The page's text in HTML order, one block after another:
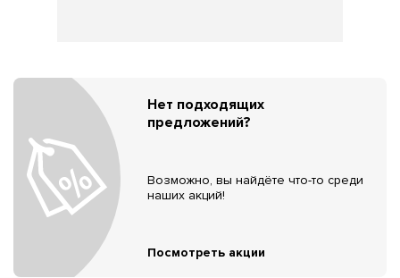
Нет подходящих
предложений?
Возможно, вы найдёте что-то среди
наших акций!
Посмотреть акции